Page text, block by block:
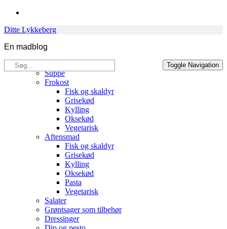
Skip
content
Ditte Lykkeberg
En madblog
Søg
efter:
Toggle Navigation
Opskrifter
Suppe
Frokost
Fisk og skaldyr
Grisekød
Kylling
Oksekød
Vegetarisk
Aftensmad
Fisk og skaldyr
Grisekød
Kylling
Oksekød
Pasta
Vegetarisk
Salater
Grøntsager som tilbehør
Dressinger